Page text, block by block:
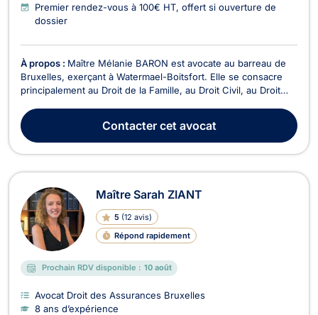
Premier rendez-vous à 100€ HT, offert si ouverture de
dossier
À propos : Maître Mélanie BARON est avocate au barreau de
Bruxelles, exerçant à Watermael-Boitsfort. Elle se consacre
principalement au Droit de la Famille, au Droit Civil, au Droit
En tant qu'experte en droit fiscal successoral et en
planification patrimoniale, Maître BARON...
Contactercet avocat
Maître Sarah ZIANT
5 (12 avis)
Répond rapidement
Prochain RDV disponible : 10 août
Avocat Droit des Assurances Bruxelles
8 ans d’expérience